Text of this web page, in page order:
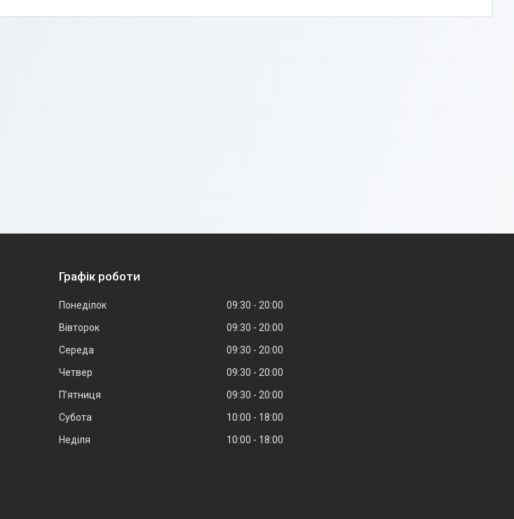
Графік роботи
Понеділок 09:30
20:00
Вівторок
09:30
20:00
Середа
09:30
20:00
Четвер
09:30
20:00
Пʼятниця
09:30
20:00
Субота
10:00
18:00
Неділя
10:00 18:00